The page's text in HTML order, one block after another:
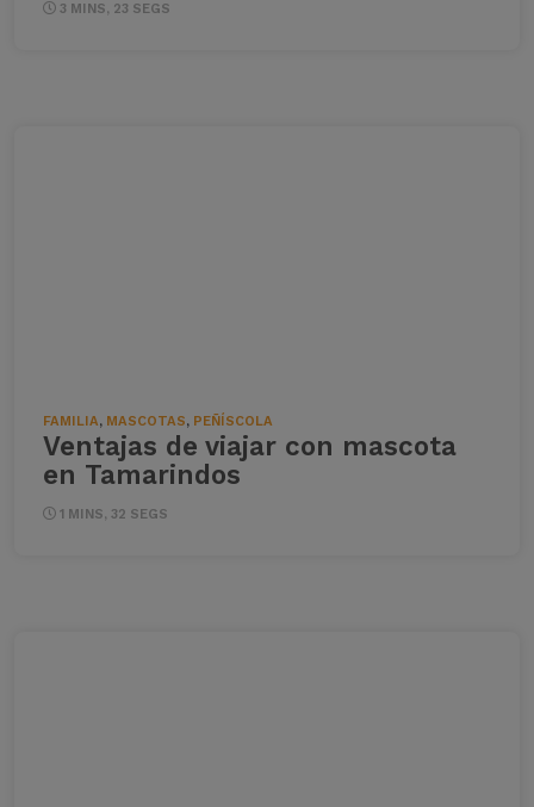
3 MINS, 23 SEGS
FAMILIA, MASCOTAS, PEÑÍSCOLA
Ventajas de viajar con mascota
en Tamarindos
1 MINS, 32 SEGS